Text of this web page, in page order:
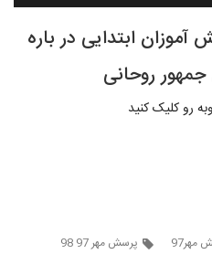
مهر 97 دانش آموزان ابتدایی در باره
روحانی
رو کلیک کنید
مهر97
پرسش مهر 97 98